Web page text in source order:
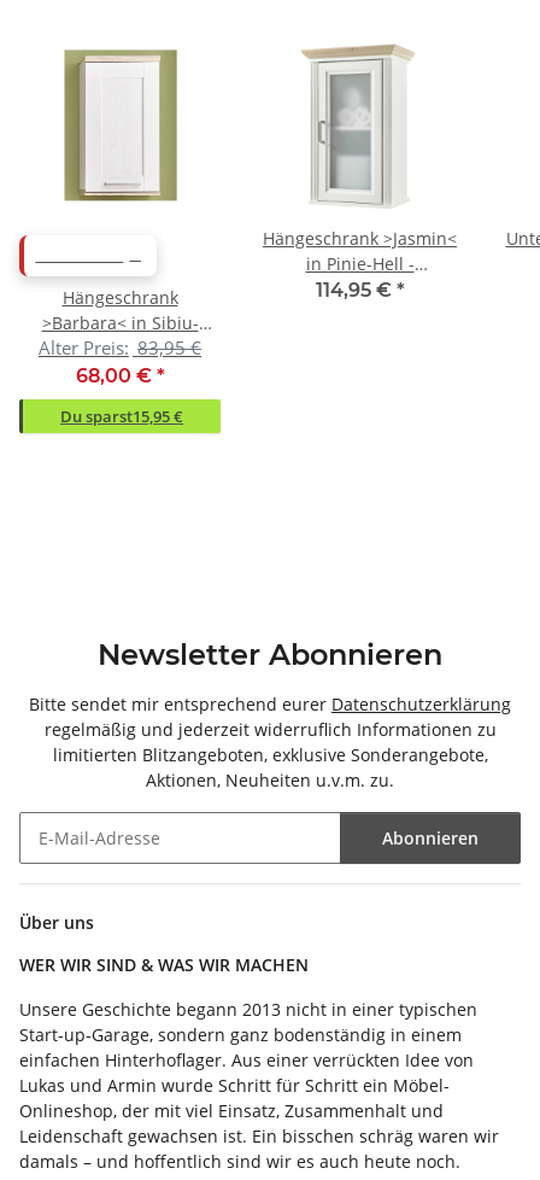
Hängeschrank
>Barbara< in Sibiu-
Lärche - 39x70x24cm
(BxHxT)
Alter Preis: 83,95 €
68,00 € *
Du sparst15,95 €
Hängeschrank >Jasmin<
in Pinie-Hell -
48x75x33cm (BxHxT)
114,95 € *
Newsletter Abonnieren
Bitte sendet mir entsprechend eurer Datenschutzerklärung
regelmäßig und jederzeit widerruflich Informationen zu
limitierten Blitzangeboten, exklusive Sonderangebote,
Aktionen, Neuheiten u.v.m. zu.
Abonnieren
Über uns
WER WIR SIND & WAS WIR MACHEN
Unsere Geschichte begann 2013 nicht in einer typischen
Start-up-Garage, sondern ganz bodenständig in einem
einfachen Hinterhoflager. Aus einer verrückten Idee von
Lukas und Armin wurde Schritt für Schritt ein Möbel-
Onlineshop, der mit viel Einsatz, Zusammenhalt und
Leidenschaft gewachsen ist. Ein bisschen schräg waren wir
damals – und hoffentlich sind wir es auch heute noch.